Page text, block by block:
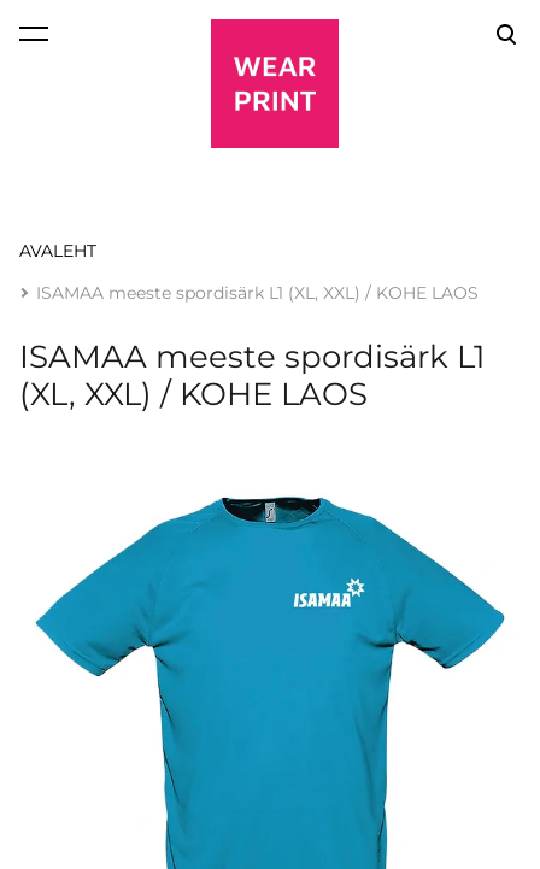
lisati ostukorvi.
AVALEHT
ISAMAA meeste spordisärk L1 (XL, XXL) / KOHE LAOS
ISAMAA meeste spordisärk L1
(XL, XXL) / KOHE LAOS